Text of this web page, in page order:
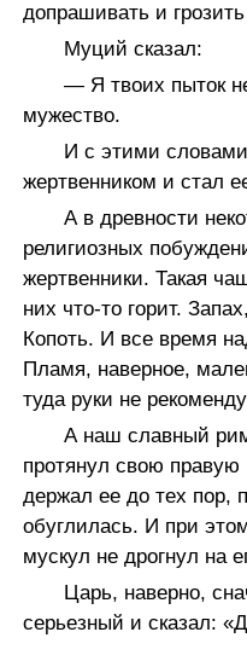
допрашивать и
Муций сказал:
— Я твоих пыток
мужество.
И с этими
жертвенником и стал
А в древности
религиозных
жертвенники. Такая
них что-то горит.
Копоть. И все время
Пламя, наверное,
туда руки не
А наш славный
протянул свою правую
держал ее до тех пор,
обуглилась. И при
мускул не дрогнул на
Царь, наверно,
серьезный и сказал: